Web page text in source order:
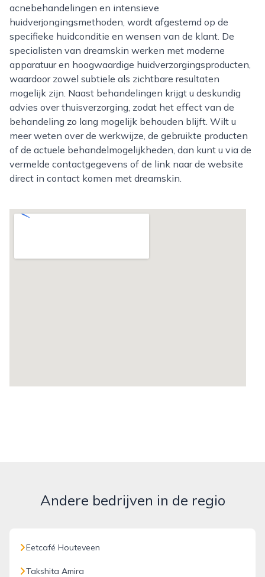
acnebehandelingen en intensieve
huidverjongingsmethoden, wordt afgestemd op de
specifieke huidconditie en wensen van de klant. De
specialisten van dreamskin werken met moderne
apparatuur en hoogwaardige huidverzorgingsproducten,
waardoor zowel subtiele als zichtbare resultaten
mogelijk zijn. Naast behandelingen krijgt u deskundig
advies over thuisverzorging, zodat het effect van de
behandeling zo lang mogelijk behouden blijft. Wilt u
meer weten over de werkwijze, de gebruikte producten
of de actuele behandelmogelijkheden, dan kunt u via de
vermelde contactgegevens of de link naar de website
direct in contact komen met dreamskin.
Andere bedrijven in de regio
Eetcafé Houteveen
Takshita Amira